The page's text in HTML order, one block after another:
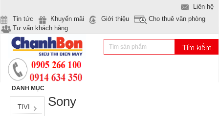
Liên hệ
Tin tức
Khuyến mãi Giới thiệu
Cho thuê văn phòng
Tư vấn khách hàng
DANH MỤC
TIVI
Sony